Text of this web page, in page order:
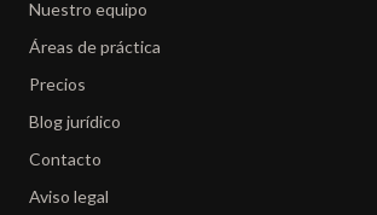
Nuestro equipo
Áreas de práctica
Precios
Blog jurídico
Contacto
Aviso legal